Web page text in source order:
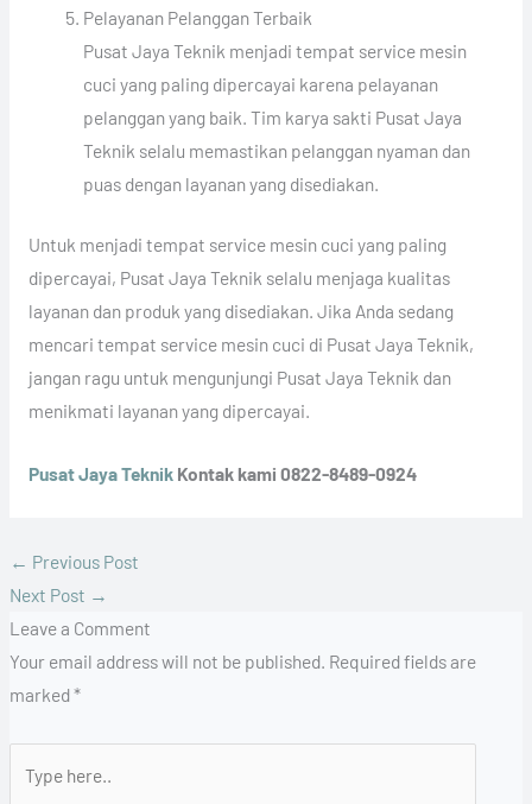
Pelayanan Pelanggan Terbaik
Pusat Jaya Teknik menjadi tempat service mesin
cuci yang paling dipercayai karena pelayanan
pelanggan yang baik. Tim karya sakti Pusat Jaya
Teknik selalu memastikan pelanggan nyaman dan
puas dengan layanan yang disediakan.
Untuk menjadi tempat service mesin cuci yang paling
dipercayai, Pusat Jaya Teknik selalu menjaga kualitas
layanan dan produk yang disediakan. Jika Anda sedang
mencari tempat service mesin cuci di Pusat Jaya Teknik,
jangan ragu untuk mengunjungi Pusat Jaya Teknik dan
menikmati layanan yang dipercayai.
Pusat Jaya TeknikKontak kami 0822-8489-0924
← Previous Post
Next Post →
Leave a Comment
Your email address will not be published. Required fields are
marked*